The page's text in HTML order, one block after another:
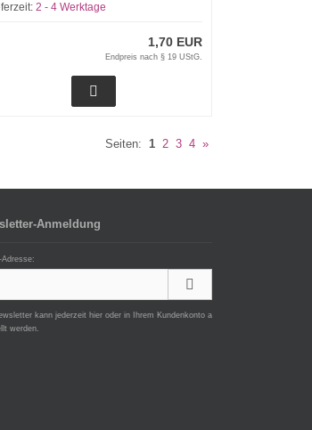
2 - 4 Werktage
1,70 EUR
Endpreis nach § 19 UStG.
Seiten: 1 2 3 4 »
Anmeldung
Adresse:
kann jederzeit hier oder in Ihrem Kundenkonto a
werden.